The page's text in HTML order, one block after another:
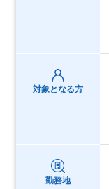
対象となる方
勤務地